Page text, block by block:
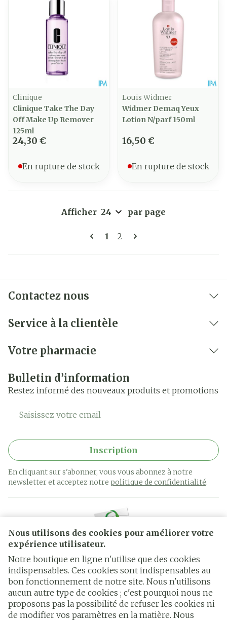
Nous utilisons des cookies pour améliorer votre
expérience utilisateur.
Notre boutique en ligne n'utilise que des cookies
indispensables. Ces cookies sont indispensables au
bon fonctionnement de notre site. Nous n'utilisons
aucun autre type de cookies ; c'est pourquoi nous ne
proposons pas la possibilité de refuser les cookies ni
de modifier vos paramètres en la matière. Nous
Clinique
Clinique Take The Day
Off Make Up Remover
125ml
24,30 €
En rupture de stock
Louis Widmer
Widmer Demaq Yeux
Lotion N/parf 150ml
16,50 €
En rupture de stock
Pages
Vous lisez actuellement la
1 Page
2
Afficher par page
Contactez nous
Service à la clientèle
Votre pharmacie
Bulletin d’information
Restez informé des nouveaux produits et promotions
Adresse mail
Inscription
En cliquant sur s'abonner, vous vous abonnez à notre
newsletter et acceptez notre politique de confidentialité.
Liens légaux